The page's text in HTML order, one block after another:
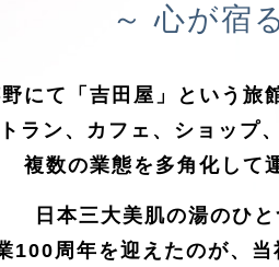
～ 心が宿
にて「吉田屋」という旅
ラン、カフェ、ショップ
複数の業態を多角化して
日本三大美肌の湯のひ
100周年を迎えたのが、